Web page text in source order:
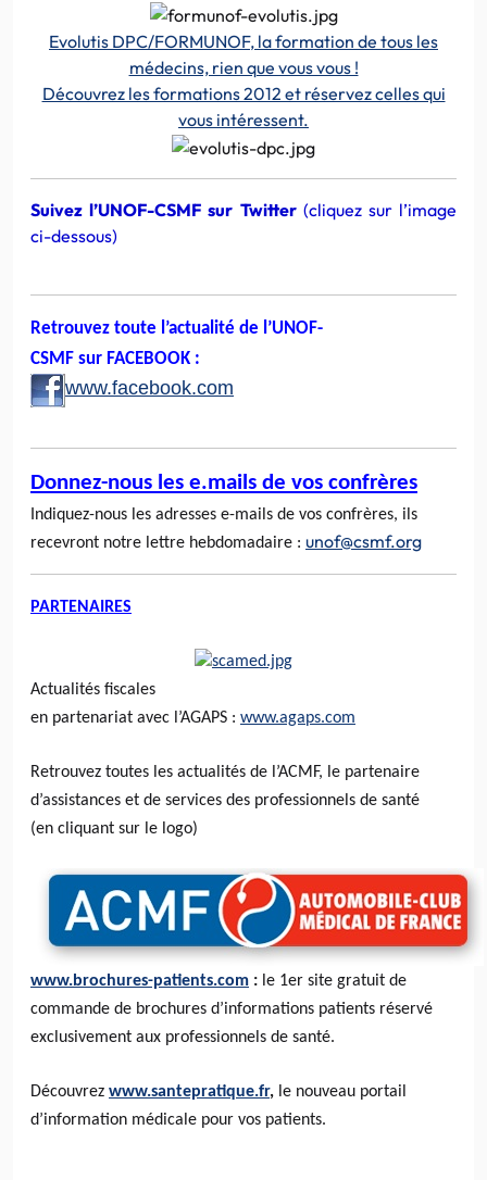
Evolutis DPC/FORMUNOF, la formation de tous les
médecins, rien que vous vous !
Découvrez les formations 2012 et réservez celles qui
vous intéressent.
Suivez l’UNOF-CSMF sur Twitter(cliquez sur l’image
ci-dessous)
Retrouvez toute l’actualité de l’UNOF-
CSMF sur FACEBOOK :
www.facebook.com
Donnez-nous les e.mails de vos confrères
Indiquez-nous les adresses e-mails de vos confrères, ils
recevront notre lettre hebdomadaire : unof@csmf.org
PARTENAIRES
Actualités fiscales
en partenariat avec l’AGAPS : www.agaps.com
Retrouvez toutes les actualités de l’ACMF, le partenaire
d’assistances et de services des professionnels de santé
(en cliquant sur le logo)
www.brochures-patients.com : le 1er site gratuit de
commande de brochures d’informations patients réservé
exclusivement aux professionnels de santé.
Découvrez www.santepratique.fr, le nouveau portail
d’information médicale pour vos patients.